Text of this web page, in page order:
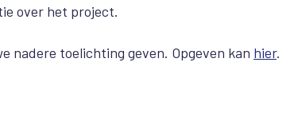
over het project.
nadere toelichting geven. Opgeven kan hier.